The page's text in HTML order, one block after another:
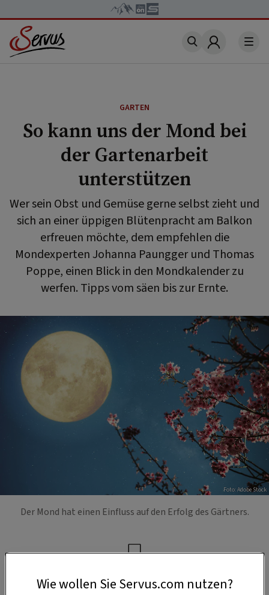
Account
GARTEN
So kann uns der Mond bei
der Gartenarbeit
unterstützen
Wer sein Obst und Gemüse gerne selbst zieht und
sich an einer üppigen Blütenpracht am Balkon
erfreuen möchte, dem empfehlen die
Mondexperten Johanna Paungger und Thomas
Poppe, einen Blick in den Mondkalender zu
werfen. Tipps vom säen bis zur Ernte.
Foto: Adobe Stock
Der Mond hat einen Einfluss auf den Erfolg des Gärtners.
Wie wollen Sie Servus.com nutzen?